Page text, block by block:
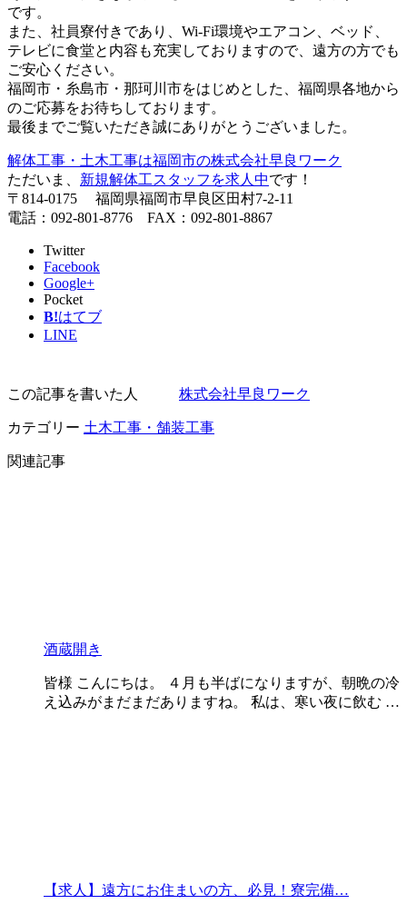
です。
また、社員寮付きであり、Wi-Fi環境やエアコン、ベッド、
テレビに食堂と内容も充実しておりますので、遠方の方でも
ご安心ください。
福岡市・糸島市・那珂川市をはじめとした、福岡県各地から
のご応募をお待ちしております。
最後までご覧いただき誠にありがとうございました。
解体工事・土木工事は福岡市の株式会社早良ワーク
ただいま、 新規解体工スタッフを求人中です！
〒814-0175 福岡県福岡市早良区田村7-2-11
電話：092-801-8776 FAX：092-801-8867
Twitter
Facebook
Google+
Pocket
B!はてブ
LINE
この記事を書いた人 株式会社早良ワーク
カテゴリー 土木工事・舗装工事
関連記事
酒蔵開き
皆様 こんにちは。 ４月も半ばになりますが、朝晩の冷
え込みがまだまだありますね。 私は、寒い夜に飲む …
【求人】遠方にお住まいの方、必見！寮完備…